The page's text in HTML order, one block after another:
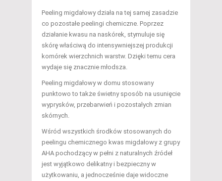
Peeling migdałowy działa na tej samej zasadzie
co pozostałe peelingi chemiczne. Poprzez
działanie kwasu na naskórek, stymuluje się
skórę właściwą do intensywniejszej produkcji
komórek wierzchnich warstw. Dzięki temu cera
wydaje się znacznie młodsza.
Peeling migdałowy w domu stosowany
punktowo to także świetny sposób na usunięcie
wyprysków, przebarwień i pozostałych zmian
skórnych.
Wśród wszystkich środków stosowanych do
peelingu chemicznego kwas migdałowy z grupy
AHA pochodzący w pełni z naturalnych źródeł
jest wyjątkowo delikatny i bezpieczny w
użytkowaniu, a jednocześnie daje widoczne